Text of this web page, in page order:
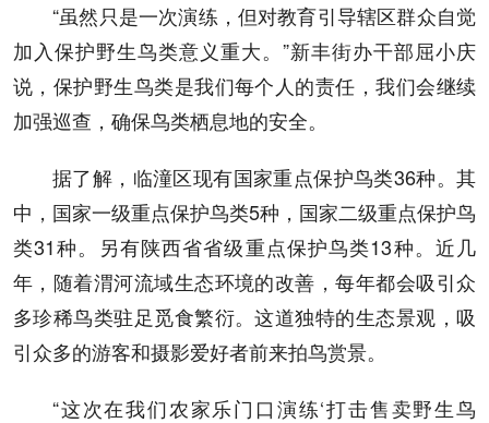
“虽然只是一次演练，但对教育引导辖区群众自觉
加入保护野生鸟类意义重大。”新丰街办干部屈小庆
说，保护野生鸟类是我们每个人的责任，我们会继续
加强巡查，确保鸟类栖息地的安全。
据了解，临潼区现有国家重点保护鸟类36种。其
中，国家一级重点保护鸟类5种，国家二级重点保护鸟
类31种。另有陕西省省级重点保护鸟类13种。近几
年，随着渭河流域生态环境的改善，每年都会吸引众
多珍稀鸟类驻足觅食繁衍。这道独特的生态景观，吸
引众多的游客和摄影爱好者前来拍鸟赏景。
“这次在我们农家乐门口演练‘打击售卖野生鸟